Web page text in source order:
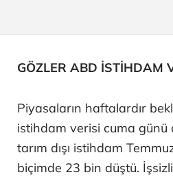
GÖZLER ABD İSTİHDAM
Piyasaların haftalardır
istihdam verisi cuma günü
tarım dışı istihdam
biçimde 23 bin düştü.